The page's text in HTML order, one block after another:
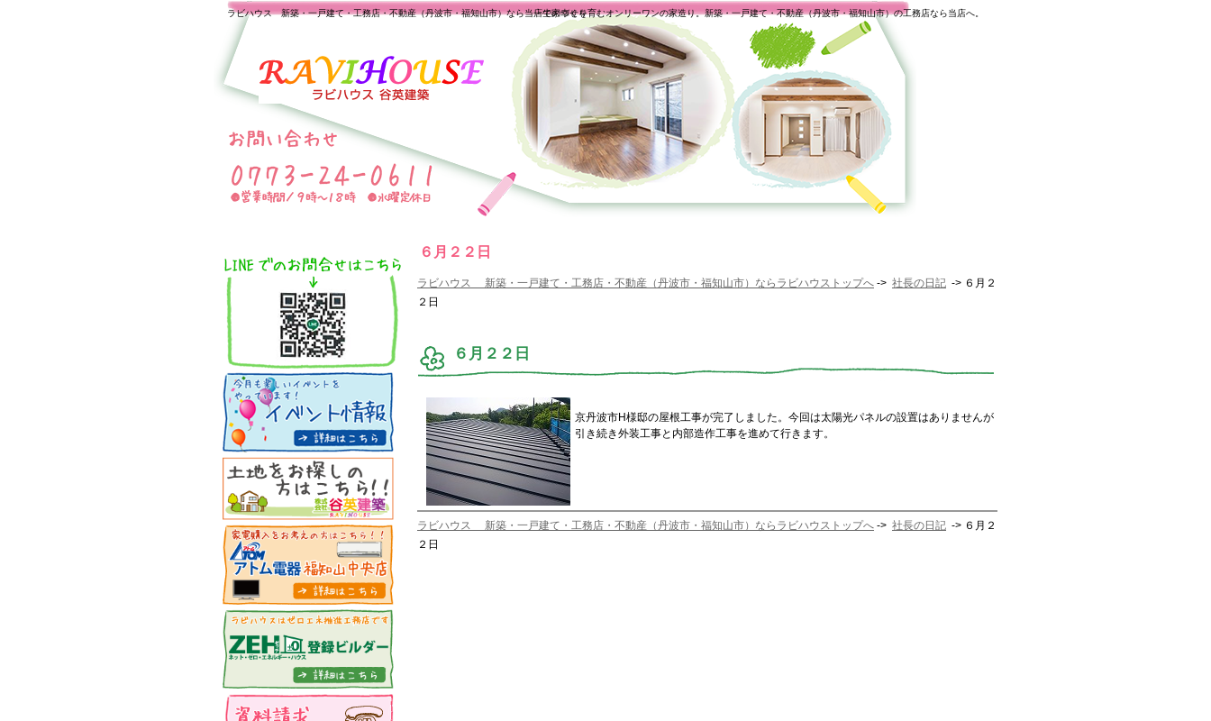
６月２２日
一生の幸せを育むオンリーワンの家造り。新築・一戸建て・不動産（丹波市・福知山市）の工務店なら当店へ。
ラビハウス 新築・一戸建て・工務店・不動産（丹波市・福知山市）なら当店で家づくり
ラビハウス 新築・一戸建て・工務店・不動産（丹波市・福知山市）ならラビハウストップへ -> 社長の日記 -> ６月２
２日
６月２２日
京丹波市H様邸の屋根工事が完了しました。今回は太陽光パネルの設置はありませんが
引き続き外装工事と内部造作工事を進めて行きます。
ラビハウス 新築・一戸建て・工務店・不動産（丹波市・福知山市）ならラビハウストップへ -> 社長の日記 -> ６月２
２日